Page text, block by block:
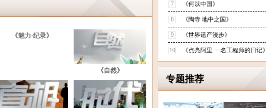
《魅力·纪录》
《自然》
7 《何以中国》
8 《陶寺 地中之国》
9 《世界遗产漫步》
10 《点亮阿里-一名工程师的日记》
专题推荐